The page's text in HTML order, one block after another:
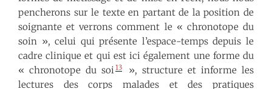
pencherons sur le texte en partant de la position de
soignante et verrons comment le « chronotope du
soin », celui qui présente l’espace-temps depuis le
cadre clinique et qui est ici également une forme du
« chronotope du soi 13
», structure et informe les
lectures des corps malades et des pratiques